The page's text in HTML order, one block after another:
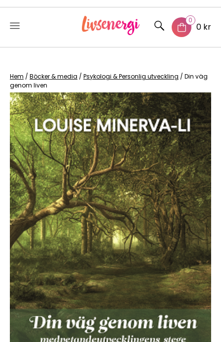
content
0
0 kr
Hem / Böcker & media / Psykologi & Personlig utveckling / Din väg
genom liven